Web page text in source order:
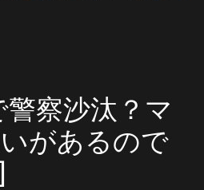
察沙汰？マ
があるので